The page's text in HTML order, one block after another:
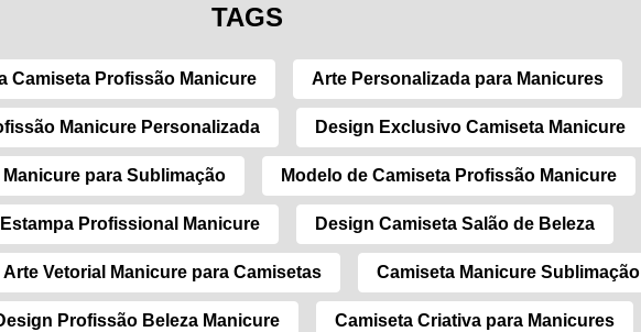
TAGS
Camiseta Profissão Manicure Arte Personalizada para Manicures
Manicure Personalizada Design Exclusivo Camiseta Manicure
para Sublimação Modelo de Camiseta Profissão Manicure
Estampa Profissional Manicure Design Camiseta Salão de Beleza
Arte Vetorial Manicure para Camisetas Camiseta Manicure Sublimação
Profissão Beleza Manicure Camiseta Criativa para Manicures